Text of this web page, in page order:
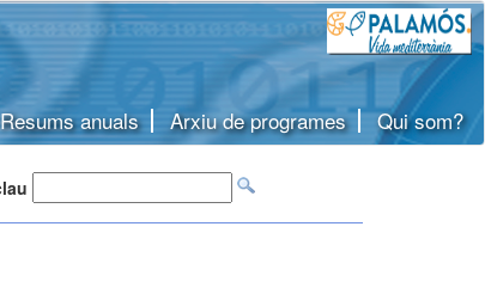
Resums anuals Arxiu de programes Qui som?